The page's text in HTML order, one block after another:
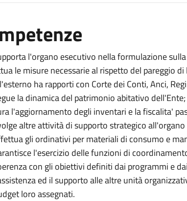
l'organo esecutivo nella formulazione
le misure necessarie al rispetto del pareggio di
ha rapporti con Corte dei Conti, Anci,
la dinamica del patrimonio abitativo dell'Ente;
l'aggiornamento degli inventari e la fiscalita'
altre attività di supporto strategico
gli ordinativi per materiali di consumo e
l'esercizio delle funzioni di
con gli obiettivi definiti dai programmi e
ed il supporto alle altre unità
loro assegnati.